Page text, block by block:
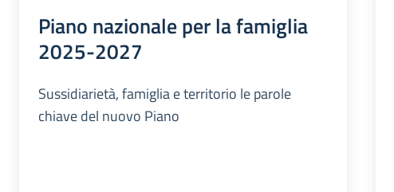
Piano nazionale per la famiglia
2025-2027
Sussidiarietà, famiglia e territorio le parole
chiave del nuovo Piano